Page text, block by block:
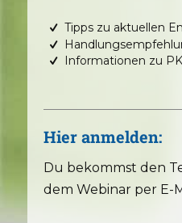
Tipps zu aktuellen
Informationen zu
Hier anmelden:
Du bekommst den
dem Webinar per E-